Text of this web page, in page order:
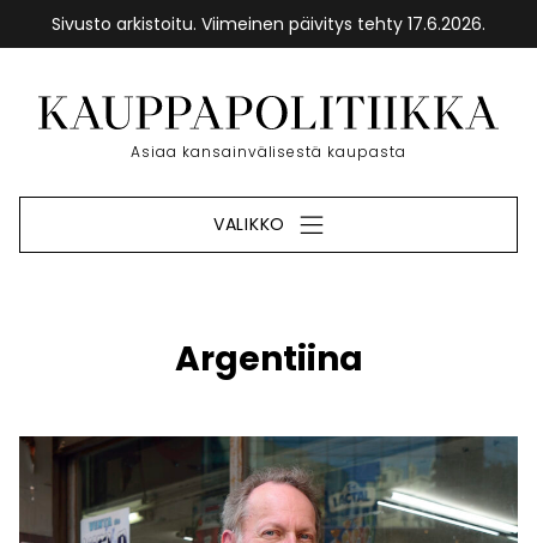
Sivusto arkistoitu. Viimeinen päivitys tehty 17.6.2026.
sisältöön
Etusivu
Asiaa kansainvälisestä kaupasta
VALIKKO
Argentiina